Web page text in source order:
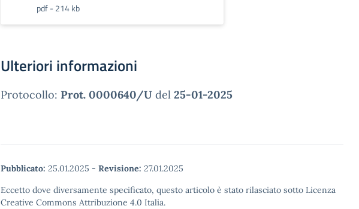
pdf - 214 kb
Ulteriori informazioni
Protocollo: Prot. 0000640/U del 25-01-2025
Pubblicato: 25.01.2025 - Revisione: 27.01.2025
Eccetto dove diversamente specificato, questo articolo è stato rilasciato sotto Licenza
Creative Commons Attribuzione 4.0 Italia.